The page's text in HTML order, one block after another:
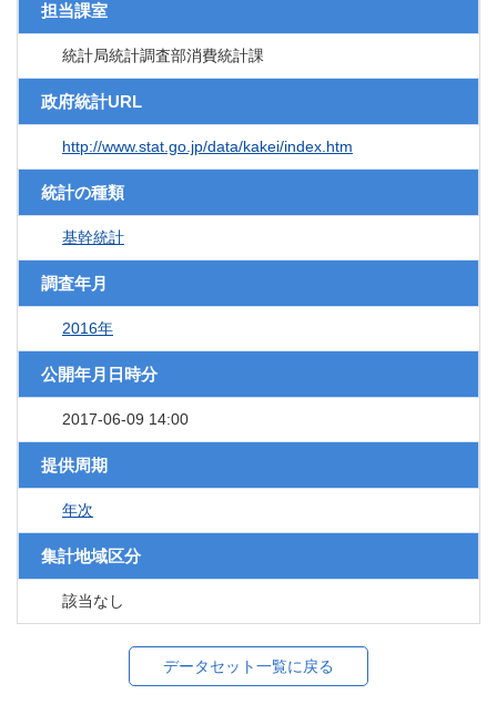
担当課室
統計局統計調査部消費統計課
政府統計URL
http://www.stat.go.jp/data/kakei/index.htm
統計の種類
基幹統計
調査年月
2016年
公開年月日時分
2017-06-09 14:00
提供周期
年次
集計地域区分
該当なし
データセット一覧に戻る